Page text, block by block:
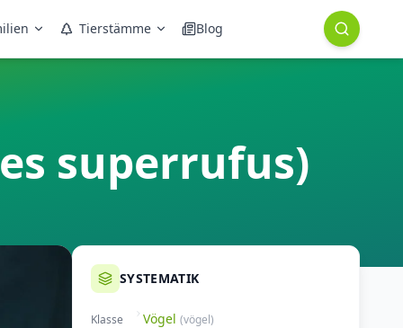
Tierstämme Blog
superrufus)
SYSTEMATIK
Klasse Vögel (vögel)